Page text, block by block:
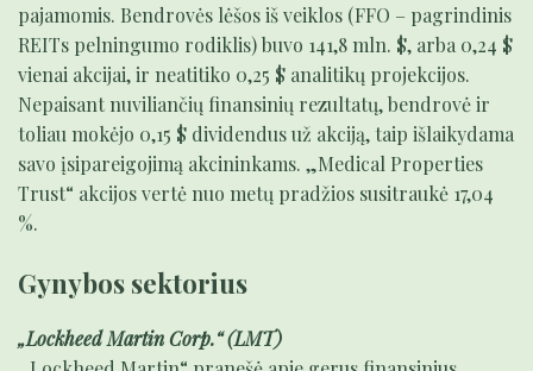
pajamomis. Bendrovės lėšos iš veiklos (FFO – pagrindinis
REITs pelningumo rodiklis) buvo 141,8 mln. $, arba 0,24 $
vienai akcijai, ir neatitiko 0,25 $ analitikų projekcijos.
Nepaisant nuviliančių finansinių rezultatų, bendrovė ir
toliau mokėjo 0,15 $ dividendus už akciją, taip išlaikydama
savo įsipareigojimą akcininkams. „Medical Properties
Trust“ akcijos vertė nuo metų pradžios susitraukė 17,04
%.
Gynybos sektorius
„Lockheed Martin Corp.“ (LMT)